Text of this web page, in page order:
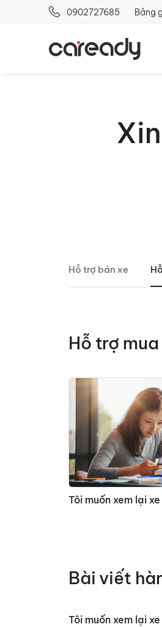
0902727685 Bảng
Hỗ trợ bán xe
Hỗ trợ mua
Tôi muốn xem lại
Bài viết
Tôi muốn xem lại